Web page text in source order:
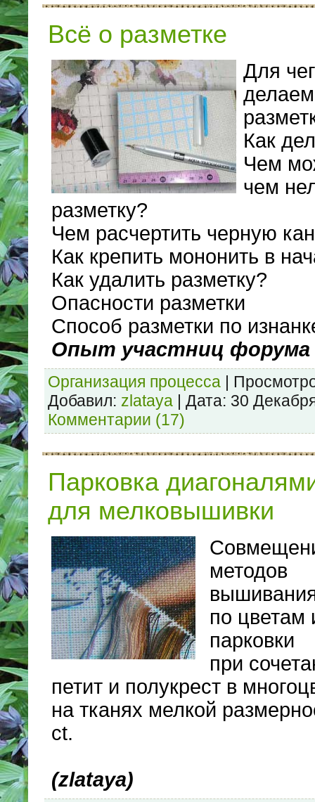
Всё о разметке
Для
делаем
Как
Чем
чем
разметку?
Чем расчертить черную
Как крепить мононить в
Как удалить разметку?
Опасности разметки
Способ разметки по
Опыт участниц форума
Организация процесса |
Добавил: zlataya | Дата: 30
Комментарии (17)
Парковка
для мелковышивки
методов
по цветам
парковки
при
петит и полукрест в
на тканях мелкой
ct.
(zlataya)